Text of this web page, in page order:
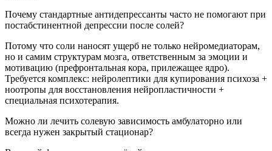
Почему стандартные антидепрессанты часто не помогают при
постабстинентной депрессии после солей?
Потому что соли наносят ущерб не только нейромедиаторам,
но и самим структурам мозга, ответственным за эмоции и
мотивацию (префронтальная кора, прилежащее ядро).
Требуется комплекс: нейролептики для купирования психоза +
ноотропы для восстановления нейропластичности +
специальная психотерапия.
Можно ли лечить солевую зависимость амбулаторно или
всегда нужен закрытый стационар?